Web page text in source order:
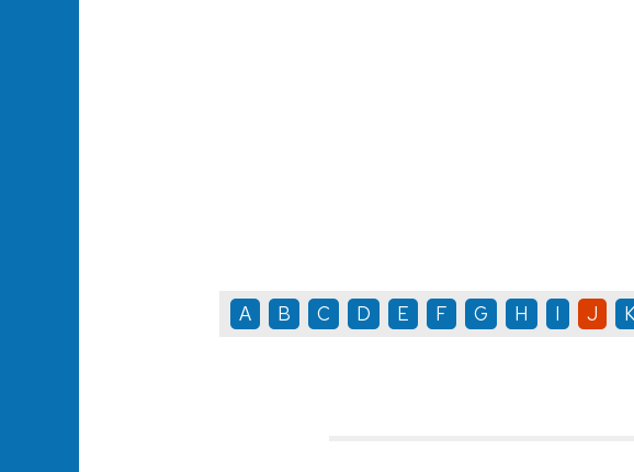
A B C D E F G H I J